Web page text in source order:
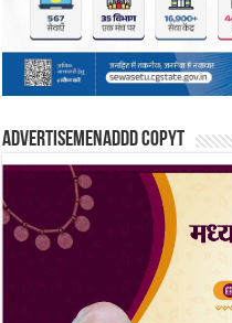
Advertisemenaddd copyt